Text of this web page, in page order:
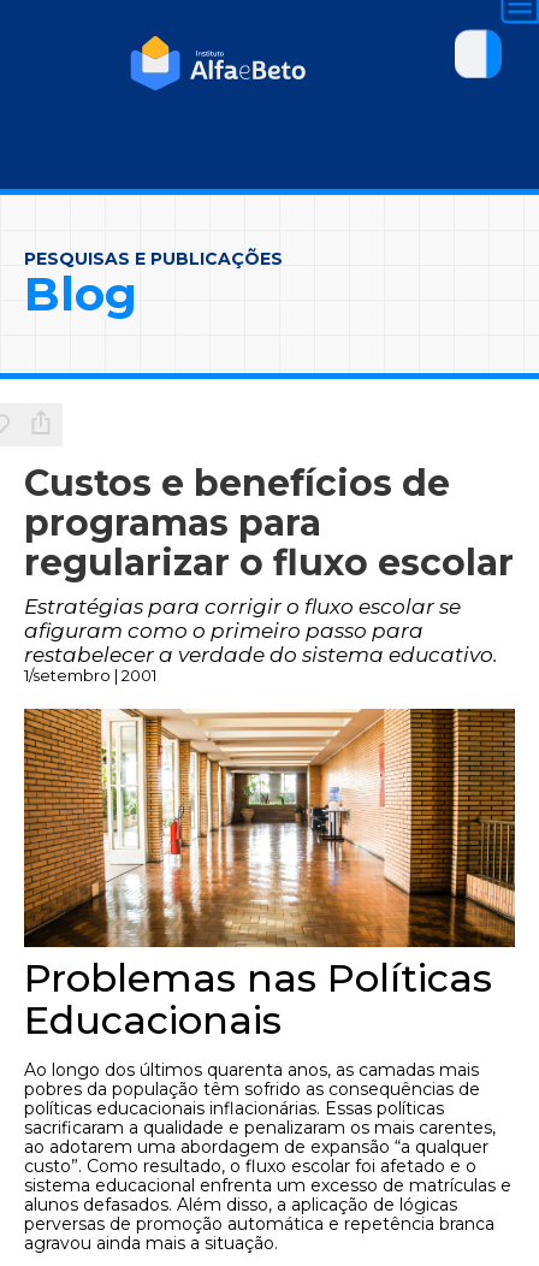
PESQUISAS E PUBLICAÇÕES
Blog
Custos e benefícios de
programas para
regularizar o fluxo escolar
Estratégias para corrigir o fluxo escolar se
afiguram como o primeiro passo para
restabelecer a verdade do sistema educativo.
1/setembro | 2001
Problemas nas Políticas
Educacionais
Ao longo dos últimos quarenta anos, as camadas mais
pobres da população têm sofrido as consequências de
políticas educacionais inflacionárias. Essas políticas
sacrificaram a qualidade e penalizaram os mais carentes,
ao adotarem uma abordagem de expansão “a qualquer
custo”. Como resultado, o fluxo escolar foi afetado e o
sistema educacional enfrenta um excesso de matrículas e
alunos defasados. Além disso, a aplicação de lógicas
perversas de promoção automática e repetência branca
agravou ainda mais a situação.